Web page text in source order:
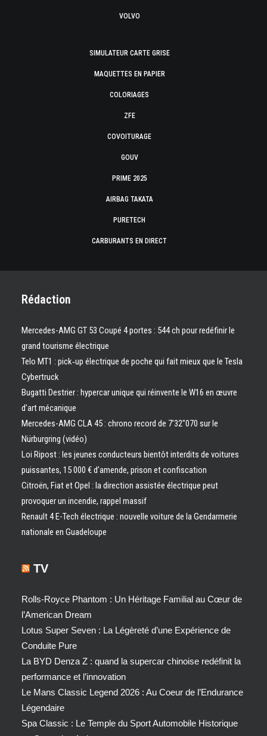
VOLVO
SIMULATEUR CARTE GRISE
MAQUETTES EN PAPIER
COLORIAGES
ZFE
COVOITURAGE
GOUV
PRIME 2025
AIRBAG TAKATA
PURETECH
CARBURANTS EN DIRECT
Rédaction
Mercedes-AMG GT 53 Coupé 4 portes : 544 ch pour redéfinir le
grand tourisme électrique
Telo MT1 : pick‑up électrique de poche qui fait mieux que le Tesla
Cybertruck
Bugatti Destrier : hypercar unique qui réinvente le W16 en œuvre
d’art mécanique
Mercedes-AMG CLA 45 : chrono record de 7’32″070 sur le
Nürburgring (vidéo)
Loi Ripost : les jeunes conducteurs bientôt interdits de voitures
puissantes, 15 000 € d’amende, prison et confiscation
Citroën, Fiat et Opel : la direction assistée électrique peut
provoquer un incendie, rappel massif
Renault 4 E-Tech électrique : nouvelle voiture de la Gendarmerie
nationale en Guadeloupe
TV
Rolls-Royce Phantom : Un Héritage Familial au Cœur de
l’American Dream
Lotus Super Seven : La Légèreté d’une Expérience de
Conduite Pure
La BYD Denza Z : quand la supercar chinoise redéfinit la
performance et l’innovation
Le Mans Classic Legend 2026 : Au Coeur de l’Endurance
Légendaire
Spa Classic : Le Temple du Sport Automobile Historique